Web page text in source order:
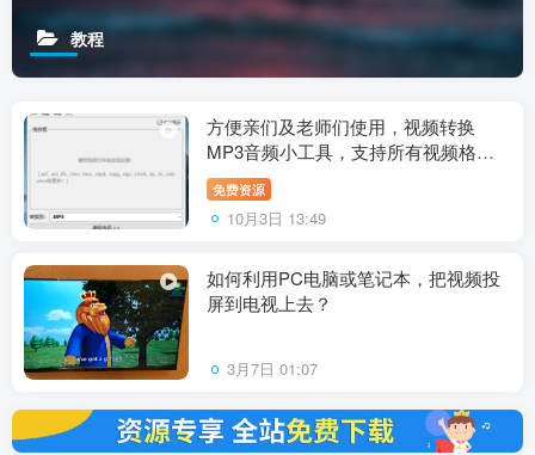
教程
方便亲们及老师们使用，视频转换
MP3音频小工具，支持所有视频格式
转换成MP3
免费资源
10月3日 13:49
如何利用PC电脑或笔记本，把视频投
屏到电视上去？
3月7日 01:07